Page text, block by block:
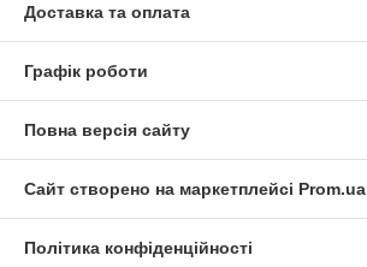
Доставка та оплата
Графік роботи
Повна версія сайту
Сайт створено на маркетплейсі Prom.ua
Політика конфіденційності